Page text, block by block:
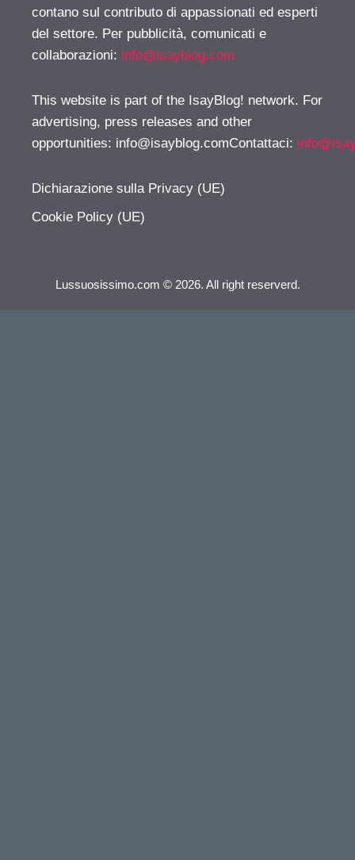
contano sul contributo di appassionati ed esperti
del settore. Per pubblicità, comunicati e
collaborazioni: info@isayblog.com
This website is part of the IsayBlog! network. For
advertising, press releases and other
opportunities: info@isayblog.comContattaci:
Dichiarazione sulla Privacy (UE)
Cookie Policy (UE)
Lussuosissimo.com © 2026. All right reserverd.